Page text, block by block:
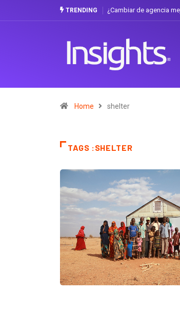
TRENDING ¿Cambiar de agencia
Home shelter
TAGS :SHELTER